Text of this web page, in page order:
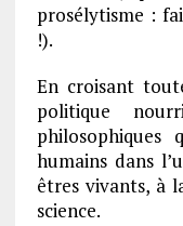
prosélytisme :
!).
En croisant
politique
philosophiques
humains dans
êtres vivants, à
science.